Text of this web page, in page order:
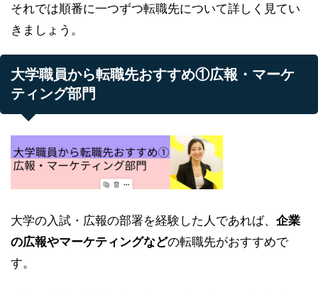
それでは順番に一つずつ転職先について詳しく見てい
きましょう。
大学職員から転職先おすすめ①広報・マーケ
ティング部門
大学の入試・広報の部署を経験した人であれば、 企業
の広報やマーケティングなどの転職先がおすすめで
す。